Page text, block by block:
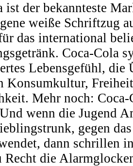
ist der bekannteste
weiße Schriftzug
das international
Coca-Cola
Lebensgefühl, die
Konsumkultur,
Mehr noch:
wenn die Jugend
gegen
dann schrillen
Recht die